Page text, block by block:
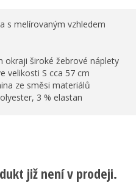
s melírovaným vzhledem
okraji široké žebrové náplety
velikosti S cca 57 cm
ze směsi materiálů
3 % elastan
již není v prodeji.